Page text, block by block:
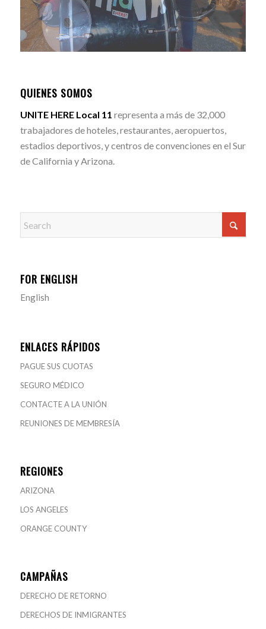
QUIENES SOMOS
UNITE HERE Local 11 representa a más de 32,000
trabajadores de hoteles, restaurantes, aeropuertos,
estadios deportivos, y centros de convenciones en el Sur
de California y Arizona.
FOR ENGLISH
English
ENLACES RÁPIDOS
PAGUE SUS CUOTAS
SEGURO MÉDICO
CONTACTE A LA UNIÓN
REUNIONES DE MEMBRESÍA
REGIONES
ARIZONA
LOS ANGELES
ORANGE COUNTY
CAMPAÑAS
DERECHO DE RETORNO
DERECHOS DE INMIGRANTES